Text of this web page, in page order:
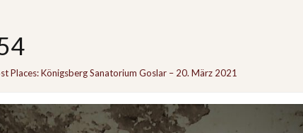
Places: Königsberg Sanatorium Goslar – 20. März 2021